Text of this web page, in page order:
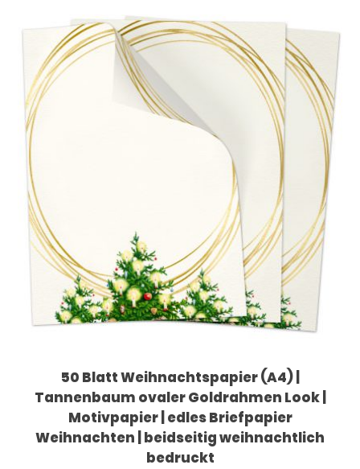
50 Blatt Weihnachtspapier (A4) |
Tannenbaum ovaler Goldrahmen Look |
Motivpapier | edles Briefpapier
Weihnachten | beidseitig weihnachtlich
bedruckt